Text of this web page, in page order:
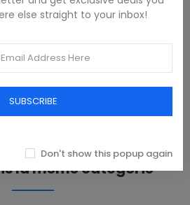
CREMALLERA, LOGO, 20%
la même catégorie
else straight to your inbox!
SUBSCRIBE
Don't show this popup again